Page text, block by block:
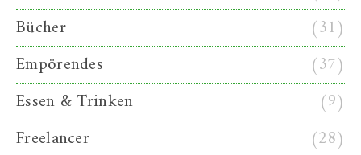
Bücher
(31)
Empörendes
(37)
Essen & Trinken
(9)
Freelancer
(28)